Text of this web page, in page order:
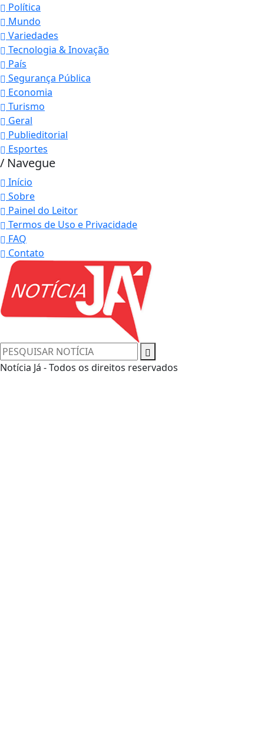
Política
Mundo
Variedades
Tecnologia & Inovação
País
Segurança Pública
Economia
Turismo
Geral
Publieditorial
Esportes
/ Navegue
Início
Sobre
Painel do Leitor
Termos de Uso e Privacidade
FAQ
Contato
Notícia Já - Todos os direitos reservados